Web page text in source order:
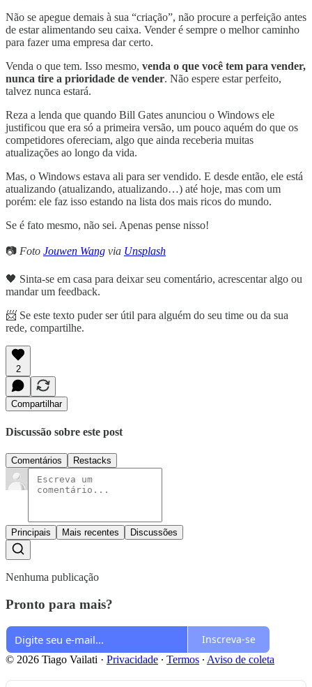
Não se apegue demais à sua “criação”, não procure a perfeição antes
de estar alimentando seu caixa. Vender é sempre o melhor caminho
para fazer uma empresa dar certo.
Venda o que tem. Isso mesmo, venda o que você tem para vender,
nunca tire a prioridade de vender. Não espere estar perfeito,
talvez nunca estará.
Reza a lenda que quando Bill Gates anunciou o Windows ele
justificou que era só a primeira versão, um pouco aquém do que os
competidores ofereciam, algo que ainda receberia muitas
atualizações ao longo da vida.
Mas, o Windows estava ali para ser vendido. E desde então, ele está
atualizando (atualizando, atualizando…) até hoje, mas com um
porém: ele faz isso estando na lista dos mais ricos do mundo.
Se é fato mesmo, não sei. Apenas pense nisso!
📷 Foto Jouwen Wang via Unsplash
🖤 Sinta-se em casa para deixar seu comentário, acrescentar algo ou
mandar um feedback.
📨 Se este texto puder ser útil para alguém do seu time ou da sua
rede, compartilhe.
2
Compartilhar
Discussão sobre este post
Comentários Restacks
Principais Mais recentes Discussões
Nenhuma publicação
Pronto para mais?
Inscreva-se
© 2026 Tiago Vailati · Privacidade ∙ Termos ∙ Aviso de coleta